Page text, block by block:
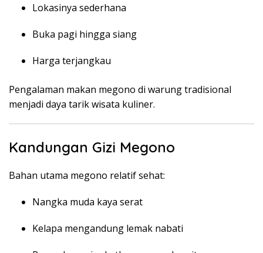
Lokasinya sederhana
Buka pagi hingga siang
Harga terjangkau
Pengalaman makan megono di warung tradisional
menjadi daya tarik wisata kuliner.
Kandungan Gizi Megono
Bahan utama megono relatif sehat:
Nangka muda kaya serat
Kelapa mengandung lemak nabati